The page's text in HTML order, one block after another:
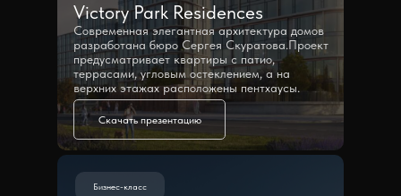
Бизнес-класс
Victory Park Residences
Современная элегантная архитектура домов
разработана бюро Сергея Скуратова.Проект
предусматривает квартиры с патио,
террасами, угловым остеклением, а на
верхних этажах расположены пентхаусы.
Скачать презентацию